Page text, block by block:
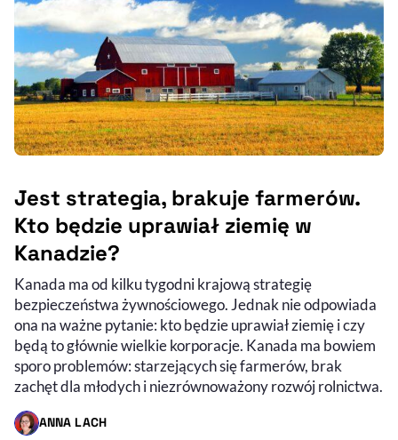
Jest strategia, brakuje farmerów.
Kto będzie uprawiał ziemię w
Kanadzie?
Kanada ma od kilku tygodni krajową strategię
bezpieczeństwa żywnościowego. Jednak nie odpowiada
ona na ważne pytanie: kto będzie uprawiał ziemię i czy
będą to głównie wielkie korporacje. Kanada ma bowiem
sporo problemów: starzejących się farmerów, brak
zachęt dla młodych i niezrównoważony rozwój rolnictwa.
ANNA LACH
- AUTOR ARTYKUŁU - PROFIL